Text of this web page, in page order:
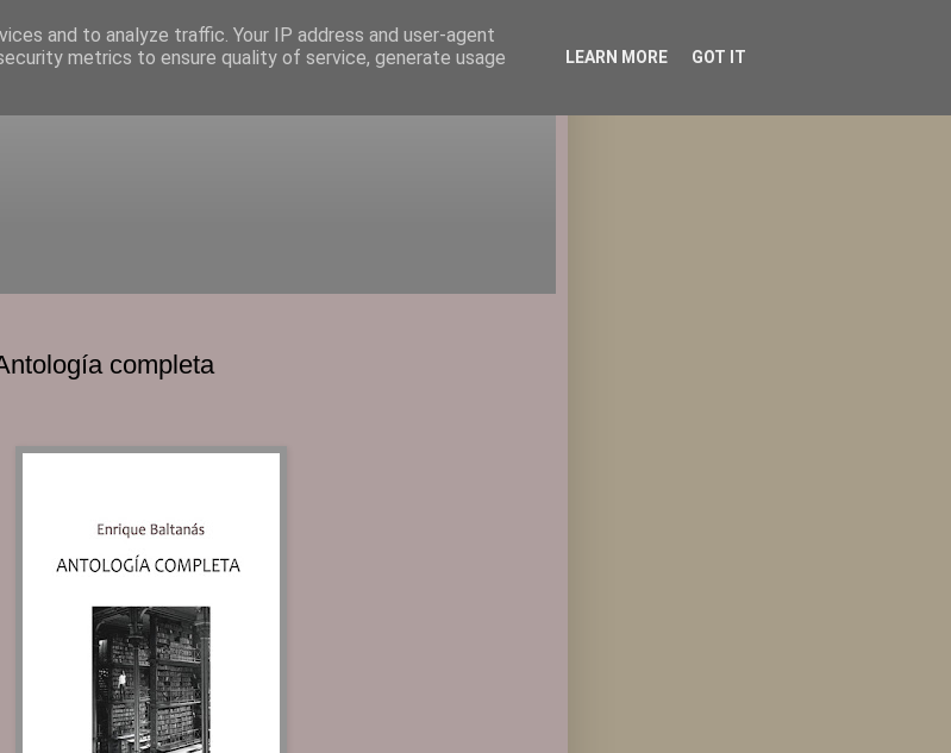
completa
and to analyze traffic. Your IP address and user-agent
metrics to ensure quality of service, generate usage
LEARN MORE GOT IT